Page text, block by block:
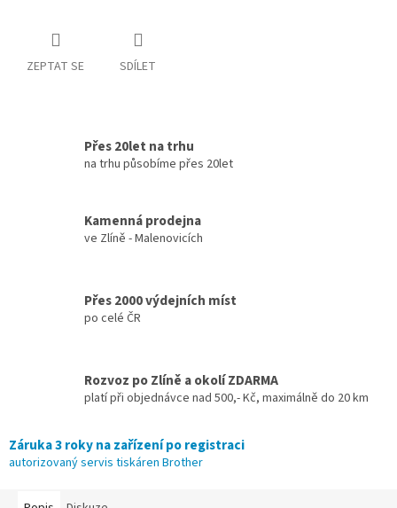
ZEPTAT SE SDÍLET
Přes 20let na trhu
na trhu působíme přes 20let
Kamenná prodejna
ve Zlíně - Malenovicích
Přes 2000 výdejních míst
po celé ČR
Rozvoz po Zlíně a okolí ZDARMA
platí při objednávce nad 500,- Kč, maximálně do 20 km
Záruka 3 roky na zařízení po registraci
autorizovaný servis tiskáren Brother